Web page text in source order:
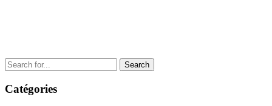
Search
for:
Catégories